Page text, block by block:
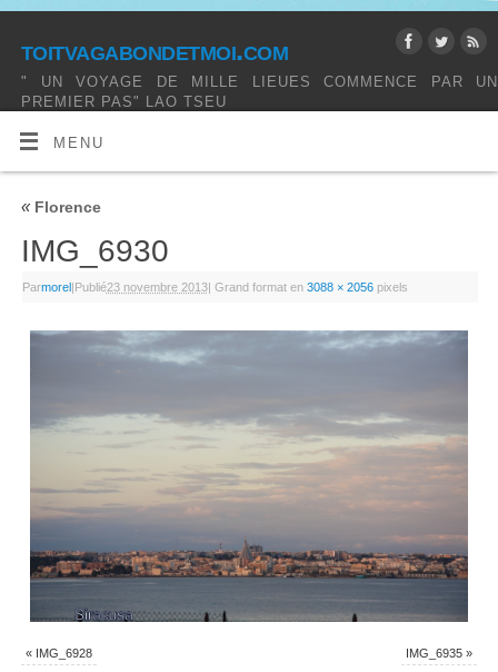
toitvagabondetmoi.com
" UN VOYAGE DE MILLE LIEUES COMMENCE PAR UN
PREMIER PAS" LAO TSEU
MENU
«Florence
IMG_6930
Parmorel|Publié23 novembre 2013| Grand format en 3088 × 2056pixels
« IMG_6928 IMG_6935 »